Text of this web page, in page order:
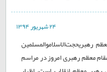
۲۴ شهريور ۱۳۹۴
معظم رهبری امروز در مراسم